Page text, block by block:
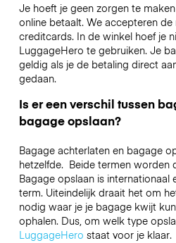
Je hoeft je geen zorgen te
online betaalt. We accepteren
creditcards. In de winkel hoef je
LuggageHero te gebruiken. Je
geldig als je de betaling direct
gedaan.
Is er een verschil tussen
bagage opslaan?
Bagage achterlaten en bagage
hetzelfde. Beide termen worden
Bagage opslaan is
term. Uiteindelijk draait het om
nodig waar je je bagage kwijt
ophalen. Dus, om welk type
LuggageHero staat voor je klaar.